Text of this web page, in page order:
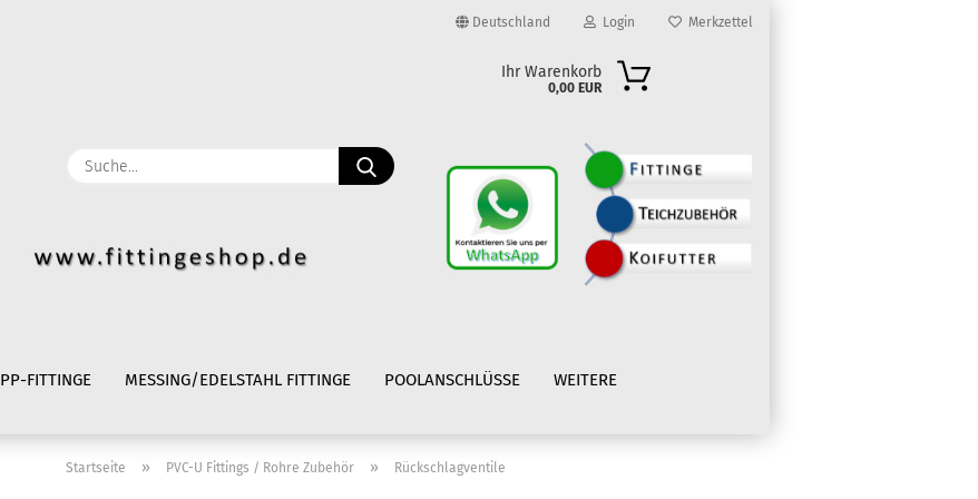
Deutschland Login
E-Mail
Passwort vergessen?
Merkzettel
Suche...
Ihr Warenkorb
0,00 EUR
PP-FITTINGE MESSING/EDELSTAHL FITTINGE POOLANSCHLÜSSE WEITERE
Startseite » PVC-U Fittings / Rohre Zubehör » Rückschlagventile